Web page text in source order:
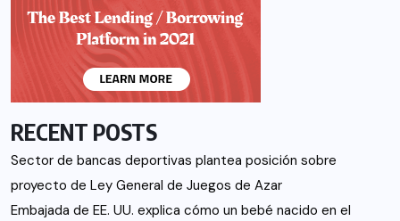
RECENT POSTS
Sector de bancas deportivas plantea posición sobre
proyecto de Ley General de Juegos de Azar
Embajada de EE. UU. explica cómo un bebé nacido en el